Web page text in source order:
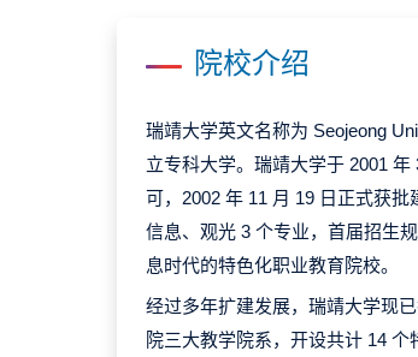
院校介绍
瑞靖大学英文名称为 Seojeong
立专科大学。瑞靖大学于 2001
可，2002 年 11 月 19 日正式获
信息、观光 3 个专业，首届招生
息时代的特色化职业教育院校。
经过多年扩建发展，瑞靖大学现
院三大教学院系，开设共计 14